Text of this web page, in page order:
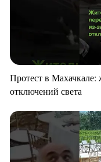
Протест в Махачкале:
отключений света